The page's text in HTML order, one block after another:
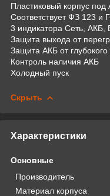
Пластиковый корпус под
Соответствует ФЗ 123 и
3 индикатора Сеть,
Защита выхода от
Защита АКБ от
Контроль наличия АКБ
Холодный пуск
Скрыть
Характеристики
Основные
Производитель
Материал корпуса